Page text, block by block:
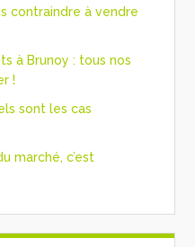
contraindre à vendre
à Brunoy : tous nos
!
sont les cas
marché, c’est